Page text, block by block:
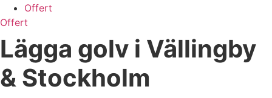
Offert
Offert
Lägga golv i Vällingby
& Stockholm